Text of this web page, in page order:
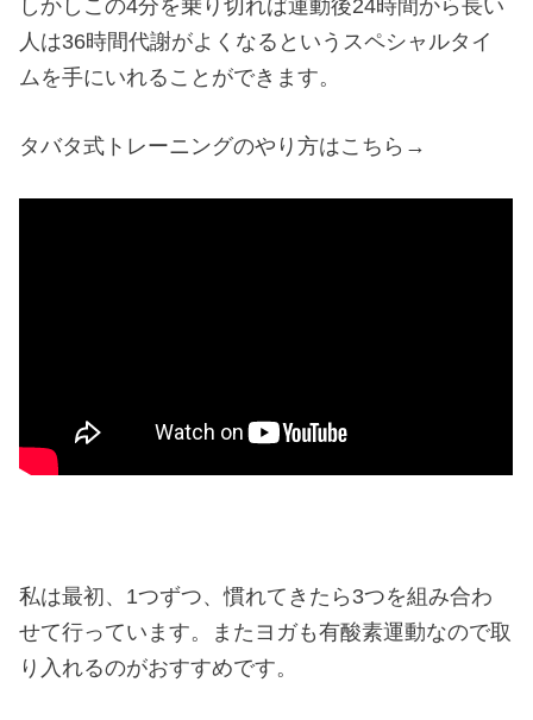
しかしこの4分を乗り切れば運動後24時間から長い
人は36時間代謝がよくなるというスペシャルタイ
ムを手にいれることができます。
タバタ式トレーニングのやり方はこちら→
私は最初、1つずつ、慣れてきたら3つを組み合わ
せて行っています。またヨガも有酸素運動なので取
り入れるのがおすすめです。